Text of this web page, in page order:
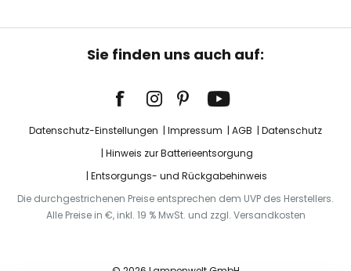
Sie finden uns auch auf:
Datenschutz-Einstellungen Impressum AGB
Datenschutz
Hinweis zur Batterieentsorgung
Entsorgungs- und Rückgabehinweis
Die durchgestrichenen Preise entsprechen dem UVP des Herstellers.
Alle Preise in €, inkl. 19 % MwSt. und zzgl. Versandkosten